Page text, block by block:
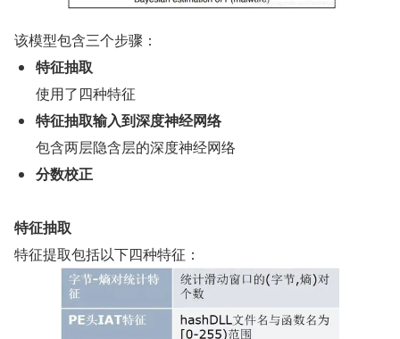
该模型包含三个步骤：
特征抽取
使用了四种特征
特征抽取输入到深度神经网络
包含两层隐含层的深度神经网络
分数校正
特征抽取
特征提取包括以下四种特征：